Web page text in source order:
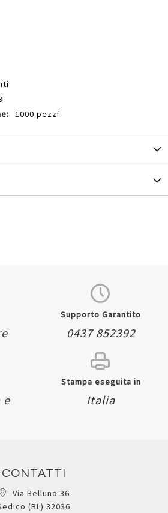
1000 pezzi
Supporto Garantito
0437 852392
e
Stampa eseguita in
Italia
CONTATTI
Via Belluno 36
(BL) 32036